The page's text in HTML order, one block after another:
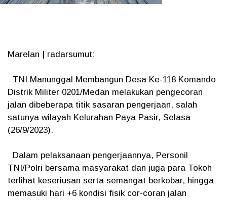
Marelan | radarsumut:
TNI Manunggal Membangun Desa Ke-118 Komando
Distrik Militer 0201/Medan melakukan pengecoran
jalan dibeberapa titik sasaran pengerjaan, salah
satunya wilayah Kelurahan Paya Pasir, Selasa
(26/9/2023).
Dalam pelaksanaan pengerjaannya, Personil
TNI/Polri bersama masyarakat dan juga para Tokoh
terlihat keseriusan serta semangat berkobar, hingga
memasuki hari +6 kondisi fisik cor-coran jalan